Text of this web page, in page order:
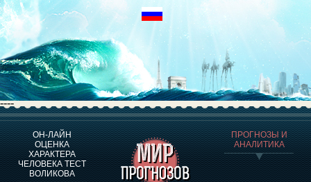
----
ОН-ЛАЙН
ОЦЕНКА
ХАРАКТЕРА
ЧЕЛОВЕКА ТЕСТ
ВОЛИКОВА
ПРОГНОЗЫ И
АНАЛИТИКА
О ПРОГРАММЕ
ОЦЕНКА ХАРАКТЕРA ЧЕЛОВЕКА
ОЦЕНКА ХАРАКТЕРА ВЫДАЮЩИХСЯ ЛИЧНОСТЕЙ